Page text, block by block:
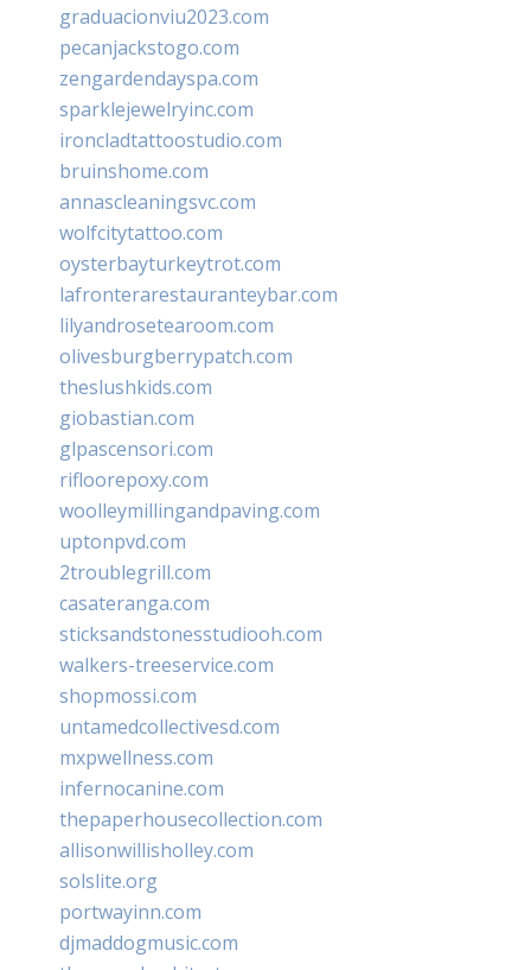
graduacionviu2023.com
pecanjackstogo.com
zengardendayspa.com
sparklejewelryinc.com
ironcladtattoostudio.com
bruinshome.com
annascleaningsvc.com
wolfcitytattoo.com
oysterbayturkeytrot.com
lafronterarestauranteybar.com
lilyandrosetearoom.com
olivesburgberrypatch.com
theslushkids.com
giobastian.com
glpascensori.com
rifloorepoxy.com
woolleymillingandpaving.com
uptonpvd.com
2troublegrill.com
casateranga.com
sticksandstonesstudiooh.com
walkers-treeservice.com
shopmossi.com
untamedcollectivesd.com
mxpwellness.com
infernocanine.com
thepaperhousecollection.com
allisonwillisholley.com
solslite.org
portwayinn.com
djmaddogmusic.com